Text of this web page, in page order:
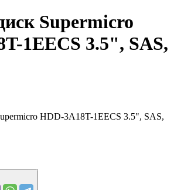
Supermicro
1EECS 3.5", SAS,
HDD-3A18T-1EECS 3.5", SAS,